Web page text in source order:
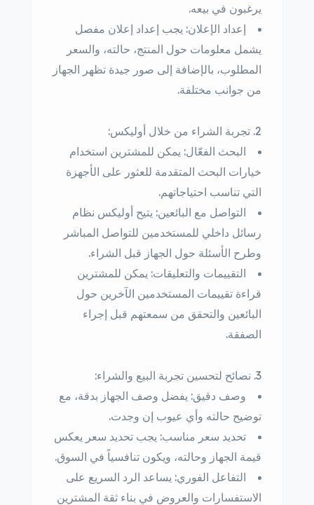
يرغبون في بيعه.
إعداد الإعلان: يجب إعداد إعلان مفصل
يشمل معلومات حول المنتج، حالته، والسعر
المطلوب، بالإضافة إلى صور جيدة تظهر الجهاز
من جوانب مختلفة.
تجربة الشراء من خلال أوليكس:
البحث الفعّال: يمكن للمشترين استخدام
خيارات البحث المتقدمة للعثور على الأجهزة
التي تناسب احتياجاتهم.
التواصل مع البائعين: يتيح أوليكس نظام
رسائل داخلي للمستخدمين للتواصل المباشر
وطرح الأسئلة حول الجهاز قبل الشراء.
التقييمات والتعليقات: يمكن للمشترين
قراءة تقييمات المستخدمين الآخرين حول
البائعين والتحقق من سمعتهم قبل إجراء
الصفقة.
نصائح لتحسين تجربة البيع والشراء:
وصف دقيق: يفضل وصف الجهاز بدقة، مع
توضيح حالته وأي عيوب إن وجدت.
تحديد سعر مناسب: يجب تحديد سعر يعكس
قيمة الجهاز وحالته، ويكون تنافسياً في السوق.
التفاعل الفوري: يساعد الرد السريع على
الاستفسارات والعروض في بناء ثقة المشترين